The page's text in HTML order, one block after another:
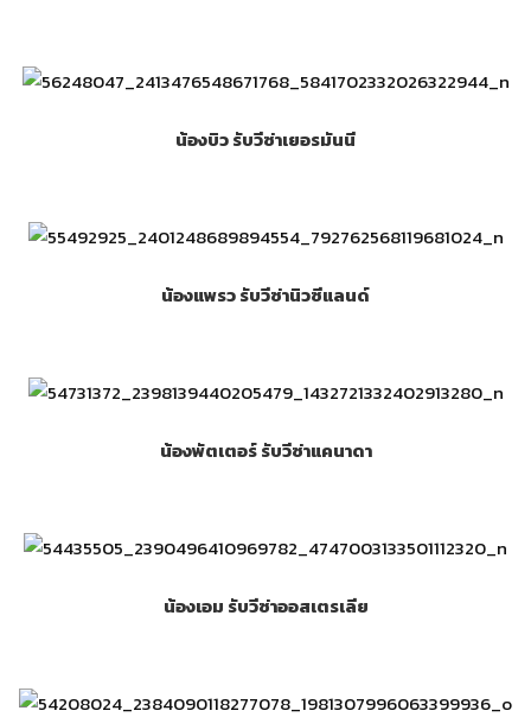
น้องบิว รับวีซ่าเยอรมันนี
น้องแพรว รับวีซ่านิวซีแลนด์
น้องพัตเตอร์ รับวีซ่าแคนาดา
น้องเอม รับวีซ่าออสเตรเลีย